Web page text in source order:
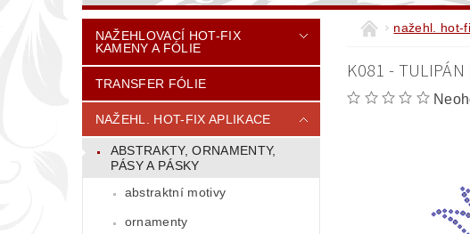
NAŠÍVACÍ KAMÍNKOVÉ ŘETĚZY / ŠTASOVÉ BORTY
VŠE PRO STROJNÍ VYŠÍVÁNÍ - VYSIVACI.CZ
BAREVNICE KAMENŮ
CENÍK DOPRAVY (NÁKLADŮ EXPEDICE) PLATNÝ OD 14.
NAŽEHLOVACÍ HOT-FIX
KAMENY A FÓLIE
TRANSFER FÓLIE
NAŽEHL. HOT-FIX APLIKACE
ABSTRAKTY, ORNAMENTY,
PÁSY A PÁSKY
abstraktní motivy
ornamenty
nažehl. hot-
K081 - TULIPÁN